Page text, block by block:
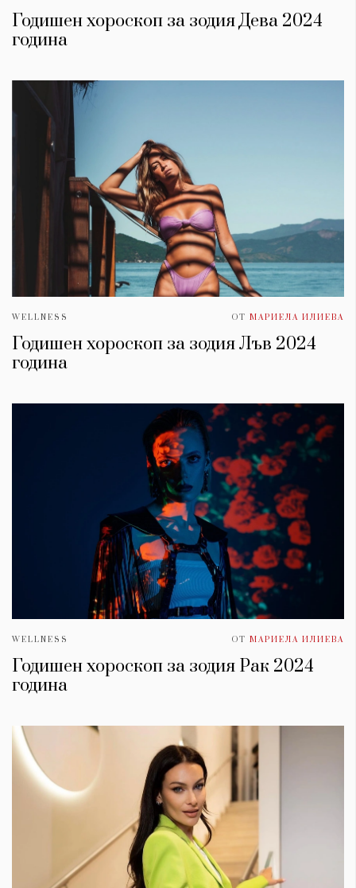
Годишен хороскоп за зодия Дева 2024
година
WELLNESS ОТ МАРИЕЛА ИЛИЕВА
Годишен хороскоп за зодия Лъв 2024
година
WELLNESS ОТ МАРИЕЛА ИЛИЕВА
Годишен хороскоп за зодия Рак 2024
година